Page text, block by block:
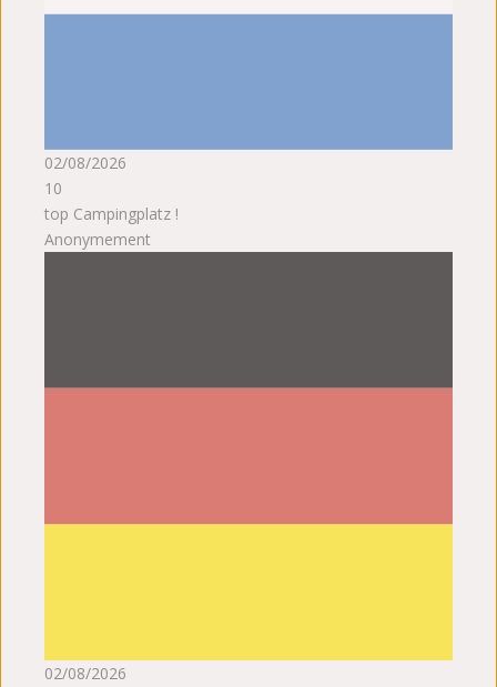
02/08/2026
10
top Campingplatz !
Anonymement
02/08/2026